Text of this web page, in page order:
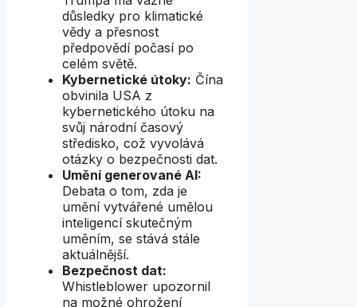
důsledky pro klimatické
vědy a přesnost
předpovědí počasí po
celém světě.
Kybernetické útoky: Čína
obvinila USA z
kybernetického útoku na
svůj národní časový
středisko, což vyvolává
otázky o bezpečnosti dat.
Umění generované AI:
Debata o tom, zda je
umění vytvářené umělou
inteligencí skutečným
uměním, se stává stále
aktuálnější.
Bezpečnost dat:
Whistleblower upozornil
na možné ohrožení